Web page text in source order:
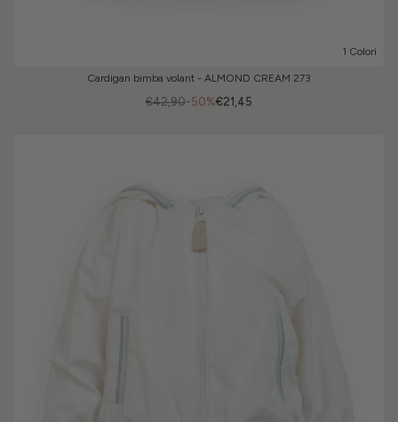
1 Colori
Cardigan bimba volant - ALMOND CREAM 273
-50%
€42,90 €21,45